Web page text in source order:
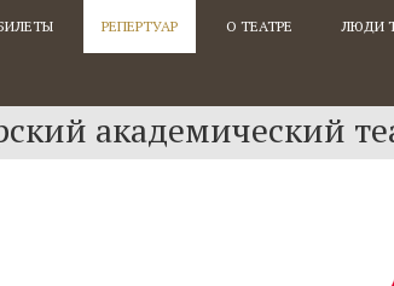
РЕПЕРТУАР О ТЕАТРЕ ЛЮДИ
академический